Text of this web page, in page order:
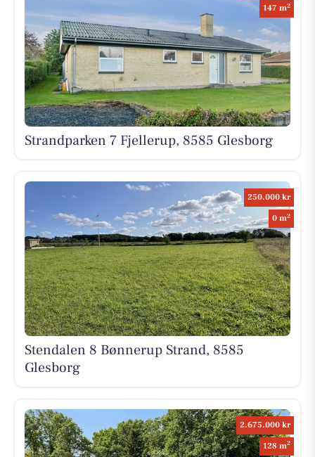
147 m2
Strandparken 7 Fjellerup, 8585 Glesborg
250.000 kr
0 m2
Stendalen 8 Bønnerup Strand, 8585
Glesborg
2.675.000 kr
128 m2